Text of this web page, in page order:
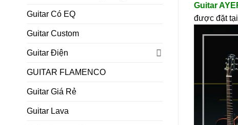
Guitar Có EQ
Guitar Custom
Guitar Điện
GUITAR FLAMENCO
Guitar Giá Rẻ
Guitar Lava
Guitar
được đặt